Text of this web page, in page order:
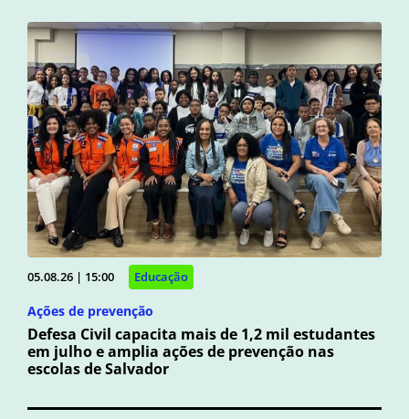
05.08.26 | 15:00 Educação
Ações de prevenção
Defesa Civil capacita mais de 1,2 mil estudantes
em julho e amplia ações de prevenção nas
escolas de Salvador